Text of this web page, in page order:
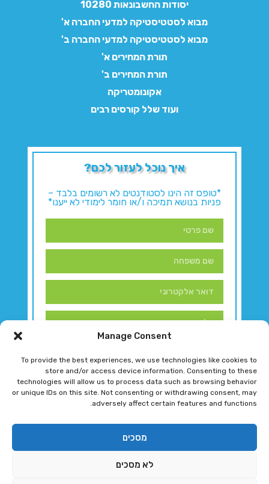
Manage Consent
To provide the best experiences, we use technologies like cookies to
store and/or access device information. Consenting to these
technologies will allow us to process data such as browsing behavior
or unique IDs on this site. Not consenting or withdrawing consent, may
adversely affect certain features and functions.
מסכים
לא מסכים
יסודות החשבונאות 10280
מבוא לסטטיסטיקה למדעי החברה א'
מבוא לסטטיסטיקה למדעי החברה ב'
תורת המחירים א'
תורת המחירים ב'
אקונומטריקה
ועוד שלל קורסים רבים
איך נוכל לעזור לכם?
*טופס זה הינו לסטודנטים לא רשומים בלבד –
פניות בנושא תמיכה ו/או חומר לימודי לא ייענו*